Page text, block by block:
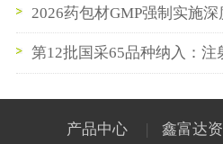
即插即用
2026药包材GMP强制实施
业升级
第12批国采65品种纳入：注
产品中心 | 鑫富达